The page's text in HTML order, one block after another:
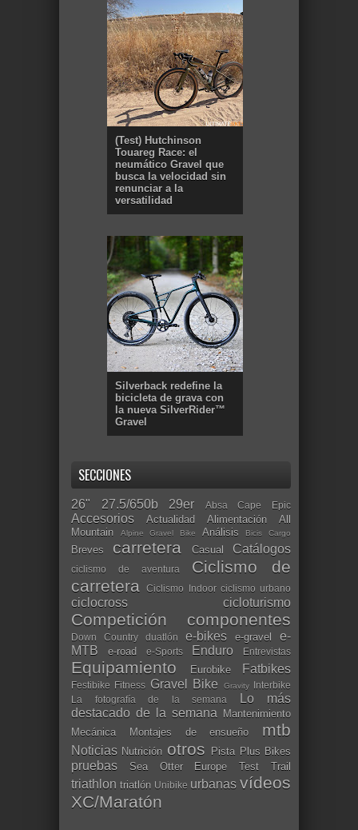
(Test) Hutchinson
Touareg Race: el
neumático Gravel que
busca la velocidad sin
renunciar a la
versatilidad
Silverback redefine la
bicicleta de grava con
la nueva SilverRider™
Gravel
SECCIONES
26" 27.5/650b 29er Absa Cape Epic
Accesorios Actualidad Alimentación
All
Mountain
Alpine Gravel Bike Análisis Bicis Cargo
Breves carretera Casual Catálogos
ciclismo de aventura
Ciclismo de
carretera
Ciclismo Indoor ciclismo urbano
ciclocross cicloturismo
Competición componentes
Down Country duatlón e-bikes e-gravel
e-
MTB
e-road e-Sports Enduro Entrevistas
Equipamiento Eurobike Fatbikes
Festibike Fitness Gravel Bike Gravity Interbike
La fotografía de la semana
Lo más
destacado de la semana Mantenimiento
Mecánica
Montajes de ensueño mtb
Noticias Nutrición otros Pista Plus Bikes
pruebas Sea Otter Europe Test Trail
triathlon triatlón Unibike urbanas vídeos
XC/Maratón